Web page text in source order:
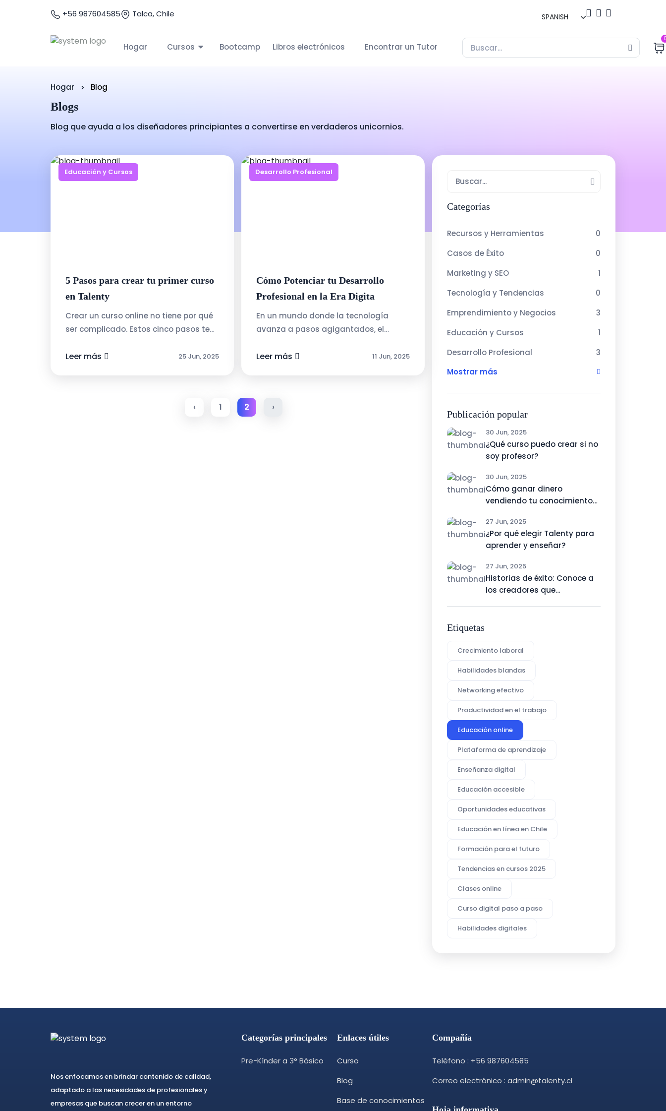
+56 987604585 Talca, Chile
Hogar Cursos Bootcamp Libros electrónicos Encontrar un Tutor
Hogar Blog
Blogs
Blog que ayuda a los diseñadores principiantes a convertirse en verdaderos unicornios.
Educación y Cursos
5 Pasos para crear tu primer curso
en Talenty
Crear un curso online no tiene por qué
ser complicado. Estos cinco pasos te
con confianza:1.- Define el tema y a
Leer más 25 Jun, 2025
Desarrollo Profesional
Cómo Potenciar tu Desarrollo
Profesional en la Era Digita
En un mundo donde la tecnología
avanza a pasos agigantados, el
en un proceso continuo. Ya no basta
Leer más 11 Jun, 2025
‹ 1 2 ›
Categorías
Recursos y Herramientas
0
Casos de Éxito
0
Marketing y SEO
1
Tecnología y Tendencias
0
Emprendimiento y Negocios
3
Educación y Cursos
1
Desarrollo Profesional
3
Mostrar más
Publicación popular
30 Jun, 2025
¿Qué curso puedo crear si no
soy profesor?
30 Jun, 2025
Cómo ganar dinero
vendiendo tu conocimiento
27 Jun, 2025
¿Por qué elegir Talenty para
aprender y enseñar?
27 Jun, 2025
Historias de éxito: Conoce a
los creadores que
Etiquetas
Crecimiento laboral
Habilidades blandas
Networking efectivo
Productividad en el trabajo
Educación online
Plataforma de aprendizaje
Enseñanza digital
Educación accesible
Oportunidades educativas
Educación en línea en Chile
Formación para el futuro
Tendencias en cursos 2025
Clases online
Curso digital paso a paso
Habilidades digitales
Nos enfocamos en brindar contenido de calidad,
adaptado a las necesidades de profesionales y
empresas que buscan crecer en un entorno
Categorías principales
Pre-Kínder a 3° Básico
Enlaces útiles
Curso
Blog
Base de conocimientos
Compañía
Teléfono : +56 987604585
Correo electrónico : admin@talenty.cl